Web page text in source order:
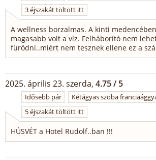
3 éjszakát töltött itt
A wellness borzalmas. A kinti
magasabb volt a víz. Felháborító nem
fürödni..miért nem tesznek ellene ez a
2025. április 23. szerda, 4.75 / 5
Idősebb pár
Kétágyas szoba
5 éjszakát töltött itt
HÚSVÉT a Hotel Rudolf..ban !!!